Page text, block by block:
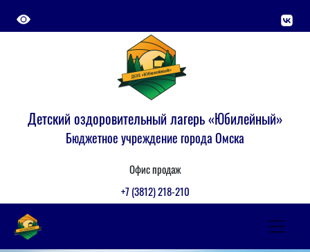
Детский оздоровительный лагерь «Юбилейный»
Бюджетное учреждение города Омска
Офис продаж
+7 (3812) 218-210